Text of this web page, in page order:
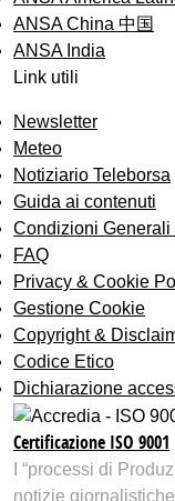
ANSA China 中国
ANSA India
Link utili
Newsletter
Meteo
Notiziario Teleborsa
Guida ai contenuti
Condizioni
FAQ
Privacy & Cookie
Gestione Cookie
Copyright &
Codice Etico
Dichiarazione
Certificazione ISO 9001
I “processi di
notizie